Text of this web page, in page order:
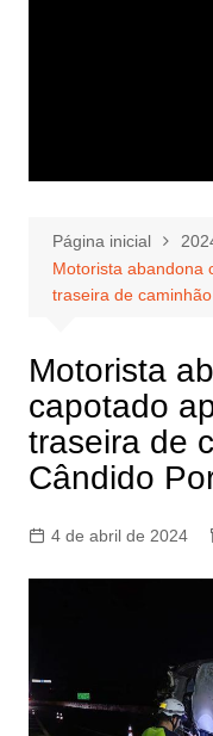
Página inicial
Motorista abandona
traseira de
Motorista
capotado
traseira de
Cândido
4 de abril de 2024